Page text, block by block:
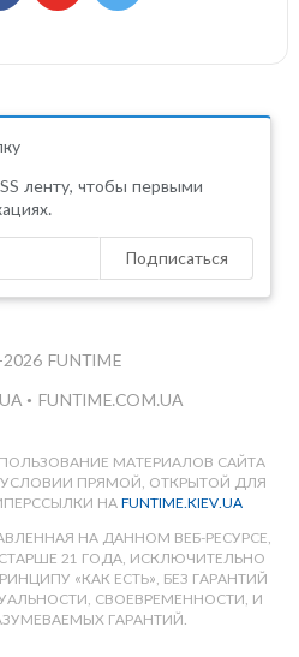
ленту, чтобы первыми
Подписаться
FUNTIME
• FUNTIME.COM.UA
МАТЕРИАЛОВ САЙТА
ПРЯМОЙ, ОТКРЫТОЙ ДЛЯ
НАFUNTIME.KIEV.UA
НА ДАННОМ ВЕБ-РЕСУРСЕ,
21 ГОДА, ИСКЛЮЧИТЕЛЬНО
«КАК ЕСТЬ», БЕЗ ГАРАНТИЙ
СВОЕВРЕМЕННОСТИ, И
ГАРАНТИЙ.